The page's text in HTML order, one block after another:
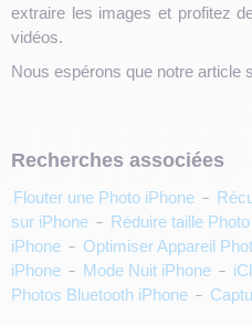
extraire les images et profitez
vidéos.
Nous espérons que notre article
Recherches associées
Flouter une Photo iPhone -
sur iPhone - Réduire taille
iPhone - Optimiser Appareil
iPhone - Mode Nuit iPhone -
Photos Bluetooth iPhone -